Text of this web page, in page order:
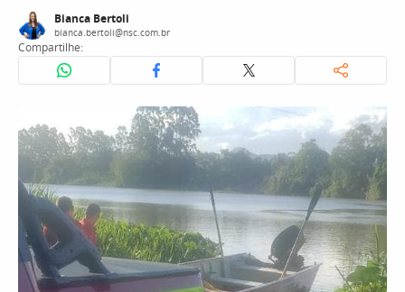
Bianca Bertoli
bianca.bertoli@nsc.com.br
Compartilhe: